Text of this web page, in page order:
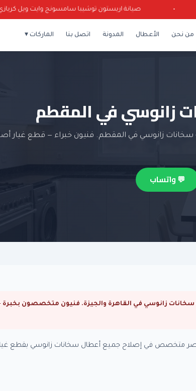
صيانة اريستون توشيبا سامسونج وايت ويل كريازي
من نحن الأعطال المدونة اتصل بنا الماركات ▾
زانوسي في المقطم
زانوسي في المقطم. فنيون خبراء — قطع غيار
💬 واتساب
مصر متخصص في إصلاح جميع أعطال سخانات زانوسي بقطع